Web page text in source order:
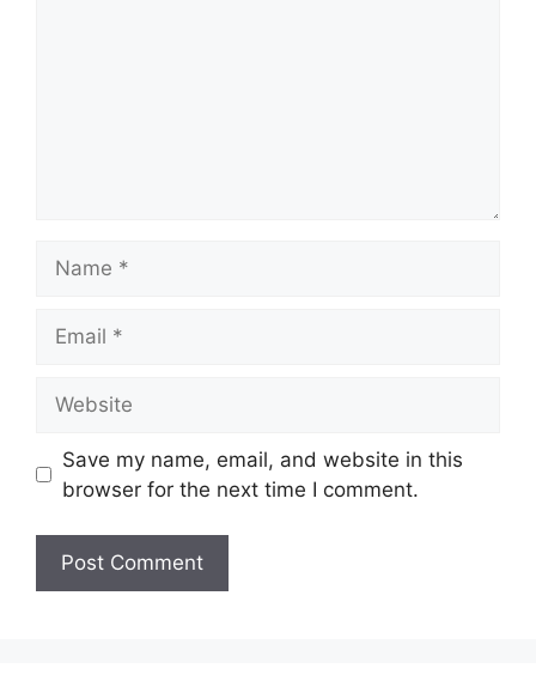
Save my name, email, and website in this
browser for the next time I comment.